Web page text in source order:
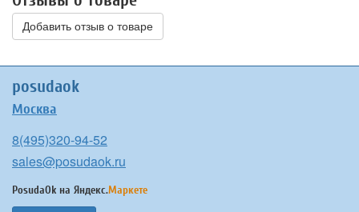
Добавить отзыв о товаре
posudaok
Москва
8(495)320-94-52
sales@posudaok.ru
PosudaOk на Яндекс.Маркете